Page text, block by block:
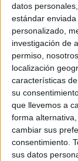
datos
estándar
personalizado,
investigación de
permiso,
localización
características
su
que llevemos a
forma
cambiar sus
consentimiento.
sus datos
MI
DIA DEL
Publicado el 17
El Día del
fomentar el
todas las
diseñado una
SEGUIR